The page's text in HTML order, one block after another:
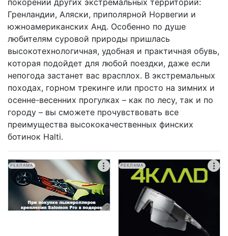
покорении других экстремальных территорий:
Гренландии, Аляски, приполярной Норвегии и
южноамериканских Анд. Особенно по душе
любителям суровой природы пришлась
высокотехнологичная, удобная и практичная обувь,
которая подойдет для любой поездки, даже если
непогода застанет вас врасплох. В экстремальных
походах, горном трекинге или просто на зимних и
осенне-весенних прогулках – как по лесу, так и по
городу – вы сможете прочувствовать все
преимущества высококачественных финских
ботинок Halti.
РЕКЛАМА РЕКЛАМА